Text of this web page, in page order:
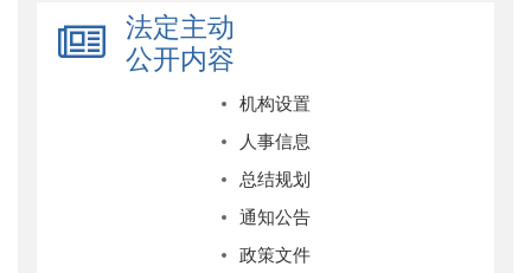
法定主动
公开内容
机构设置
人事信息
总结规划
通知公告
政策文件